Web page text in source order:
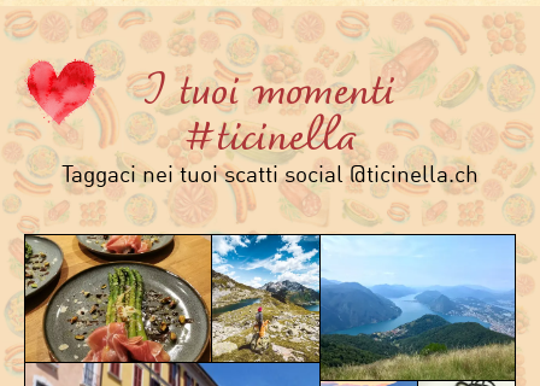
I tuoi momenti
#ticinella
Taggaci nei tuoi scatti social @ticinella.ch